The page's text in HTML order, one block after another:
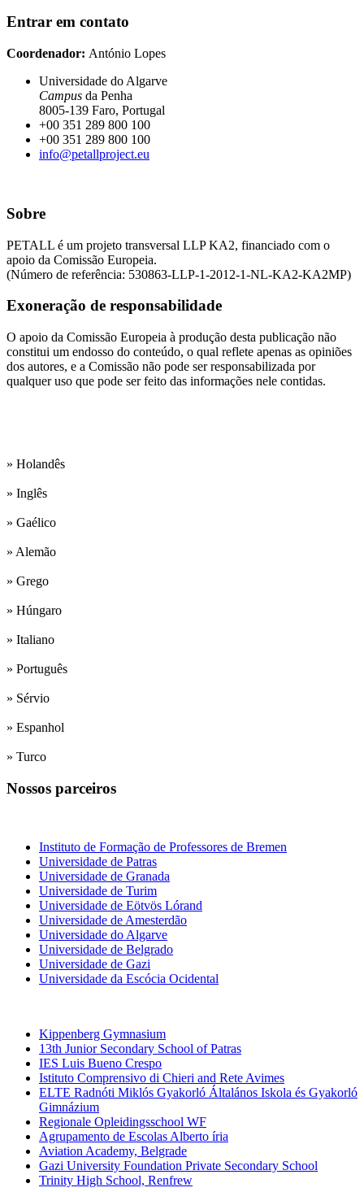
Entrar em contato
Coordenador: António Lopes
Universidade do Algarve
Campus da Penha
8005-139 Faro, Portugal
+00 351 289 800 100
+00 351 289 800 100
info@petallproject.eu
Sobre
PETALL é um projeto transversal LLP KA2, financiado com o
apoio da Comissão Europeia.
(Número de referência: 530863-LLP-1-2012-1-NL-KA2-KA2MP)
Exoneração de responsabilidade
O apoio da Comissão Europeia à produção desta publicação não
constitui um endosso do conteúdo, o qual reflete apenas as opiniões
dos autores, e a Comissão não pode ser responsabilizada por
qualquer uso que pode ser feito das informações nele contidas.
» Holandês
» Inglês
» Gaélico
» Alemão
» Grego
» Húngaro
» Italiano
» Português
» Sérvio
» Espanhol
» Turco
Nossos parceiros
Instituto de Formação de Professores de Bremen
Universidade de Patras
Universidade de Granada
Universidade de Turim
Universidade de Eötvös Lórand
Universidade de Amesterdão
Universidade do Algarve
Universidade de Belgrado
Universidade de Gazi
Universidade da Escócia Ocidental
Kippenberg Gymnasium
13th Junior Secondary School of Patras
IES Luis Bueno Crespo
Istituto Comprensivo di Chieri and Rete Avimes
ELTE Radnóti Miklós Gyakorló Általános Iskola és Gyakorló
Gimnázium
Regionale Opleidingsschool WF
Agrupamento de Escolas Alberto íria
Aviation Academy, Belgrade
Gazi University Foundation Private Secondary School
Trinity High School, Renfrew